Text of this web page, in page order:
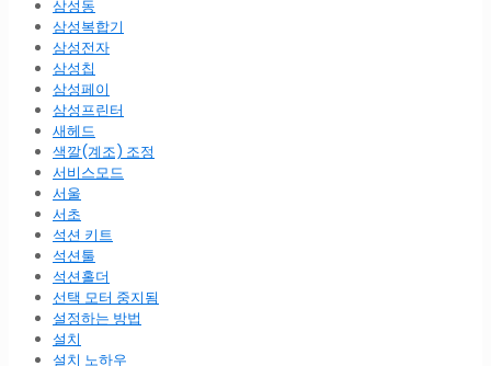
삼성동
삼성복합기
삼성전자
삼성칩
삼성페이
삼성프린터
새헤드
색깔(계조) 조정
서비스모드
서울
서초
석션 키트
석션툴
석션홀더
선택 모터 중지됨
설정하는 방법
설치
설치 노하우